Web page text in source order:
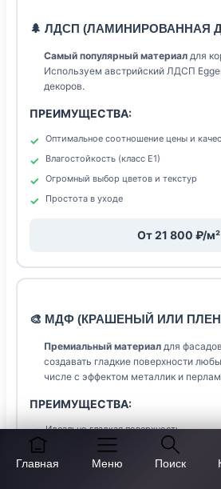
Главная Меню Поиск
🌲 ЛДСП (ЛАМИНИРОВАННАЯ
Самый популярный материал для
Используем австрийский ЛДСП
декоров.
ПРЕИМУЩЕСТВА:
Оптимальное соотношение цены и
Влагостойкость (класс Е1)
Огромный выбор цветов и текстур
Простота в уходе
От 21 800 ₽/м²
🎨 МДФ (КРАШЕНЫЙ ИЛИ
Премиальный материал для
создавать гладкие поверхности
числе с эффектом металлик и
ПРЕИМУЩЕСТВА:
Идеально гладкая поверхность
Любые цвета по каталогу RAL
Возможность фрезеровки (узоры,